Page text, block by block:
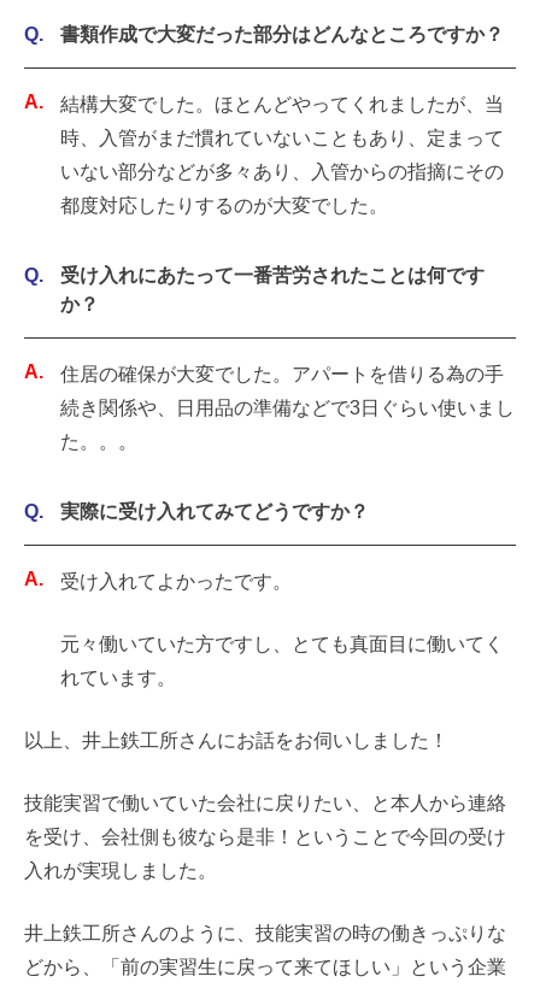
書類作成で大変だった部分はどんなところですか？
結構大変でした。ほとんどやってくれましたが、当
時、入管がまだ慣れていないこともあり、定まって
いない部分などが多々あり、入管からの指摘にその
都度対応したりするのが大変でした。
受け入れにあたって一番苦労されたことは何です
か？
住居の確保が大変でした。アパートを借りる為の手
続き関係や、日用品の準備などで3日ぐらい使いまし
た。。。
実際に受け入れてみてどうですか？
受け入れてよかったです。
元々働いていた方ですし、とても真面目に働いてく
れています。
以上、井上鉄工所さんにお話をお伺いしました！
技能実習で働いていた会社に戻りたい、と本人から連絡
を受け、会社側も彼なら是非！ということで今回の受け
入れが実現しました。
井上鉄工所さんのように、技能実習の時の働きっぷりな
どから、「前の実習生に戻って来てほしい」という企業